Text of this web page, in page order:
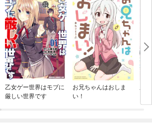
乙女ゲー世界はモブに
厳しい世界です
お兄ちゃんはおしま
い！